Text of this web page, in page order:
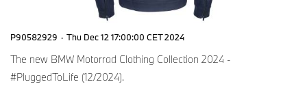
P90582929 · Thu Dec 12 17:00:00 CET 2024
The new BMW Motorrad Clothing Collection 2024 -
#PluggedToLife (12/2024).